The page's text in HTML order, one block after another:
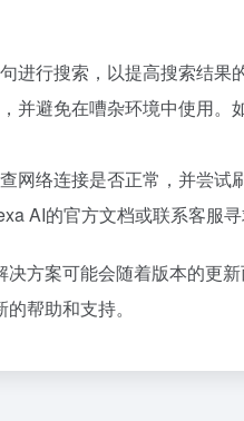
行搜索，以提高搜索结果
并避免在嘈杂环境中使用。
网络连接是否正常，并尝试
AI的官方文档或联系客服寻
方案可能会随着版本的更
帮助和支持。